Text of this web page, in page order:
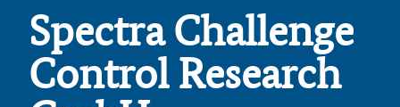
Spectra Challenge
Control Research